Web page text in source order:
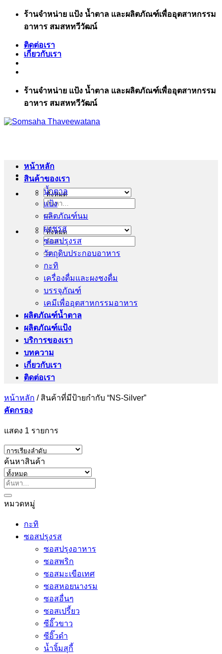
ข้าม
เนื้อหา
ร้านจำหน่าย แป้ง น้ำตาล และผลิตภัณฑ์เพื่ออุตสาหกรรม
อาหาร สมสหทวีวัฒน์
ติดต่อเรา
เกี่ยวกับเรา
ร้านจำหน่าย แป้ง น้ำตาล และผลิตภัณฑ์เพื่ออุตสาหกรรม
อาหาร สมสหทวีวัฒน์
ค้นหา:
ค้นหา:
หน้าหลัก
สินค้าของเรา
น้ำตาล
แป้ง
ผลิตภัณฑ์นม
ผงชูรส
ซอสปรุงรส
วัตถุดิบประกอบอาหาร
กะทิ
เครื่องดื่มและผงชงดื่ม
บรรจุภัณฑ์
เคมีเพื่ออุตสาหกรรมอาหาร
ผลิตภัณฑ์น้ำตาล
ผลิตภัณฑ์แป้ง
บริการของเรา
บทความ
เกี่ยวกับเรา
ติดต่อเรา
หน้าหลัก /สินค้าที่มีป้ายกำกับ “NS-Silver”
คัดกรอง
แสดง 1 รายการ
ค้นหาสินค้า
ค้นหา:
หมวดหมู่
กะทิ
ซอสปรุงรส
ซอสปรุงอาหาร
ซอสพริก
ซอสมะเขือเทศ
ซอสหอยนางรม
ซอสอื่นๆ
ซอสเปรี้ยว
ซีอิ๊วขาว
ซีอิ๊วดำ
น้ำจิ้มสุกี้